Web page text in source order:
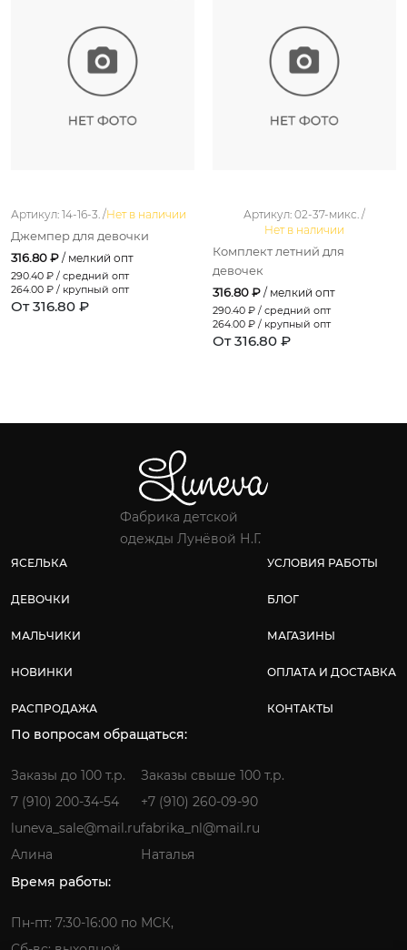
Артикул: 14-16-3. /Нет в наличии
Джемпер для девочки
316.80 ₽ / мелкий опт
290.40 ₽ / средний опт
264.00 ₽ / крупный опт
От 316.80 ₽
Артикул: 02-37-микс. /
Нет в наличии
Комплект летний для
девочек
316.80 ₽ / мелкий опт
290.40 ₽ / средний опт
264.00 ₽ / крупный опт
От 316.80 ₽
Фабрика детской
одежды Лунёвой Н.Г.
ЯСЕЛЬКА
ДЕВОЧКИ
МАЛЬЧИКИ
НОВИНКИ
РАСПРОДАЖА
УСЛОВИЯ РАБОТЫ
БЛОГ
МАГАЗИНЫ
ОПЛАТА И ДОСТАВКА
КОНТАКТЫ
По вопросам обращаться:
Заказы до 100 т.р.
7 (910) 200-34-54
luneva_sale@mail.ru
Алина
Заказы свыше 100 т.р.
+7 (910) 260-09-90
fabrika_nl@mail.ru
Наталья
Время работы:
Пн-пт: 7:30-16:00 по МСК,